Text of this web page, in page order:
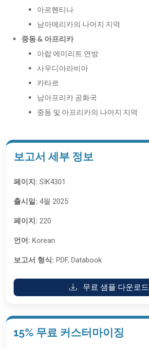
아르헨티나
남아메리카의 나머지 지역
중동 & 아프리카
아랍 에미리트 연방
사우디아라비아
카타르
남아프리카 공화국
중동 및 아프리카의 나머지 지역
보고서 세부 정보
페이지: SIK4301
출시일: 4월 2025
페이지: 220
언어: Korean
보고서 형식: PDF, Databook
무료 샘플 다운로드
15% 무료 커스터마이징